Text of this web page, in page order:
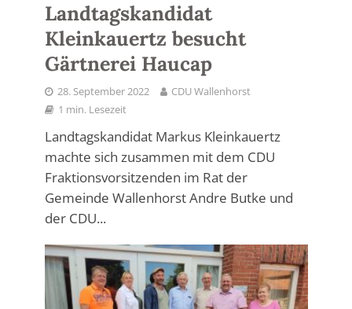
Landtagskandidat
Kleinkauertz besucht
Gärtnerei Haucap
28. September 2022
CDU Wallenhorst
1 min. Lesezeit
Landtagskandidat Markus Kleinkauertz
machte sich zusammen mit dem CDU
Fraktionsvorsitzenden im Rat der
Gemeinde Wallenhorst Andre Butke und
der CDU...